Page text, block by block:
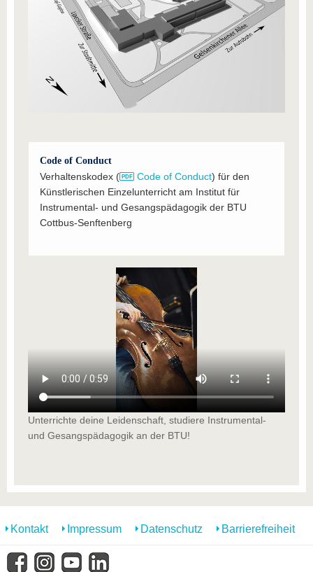
Code of Conduct
Verhaltenskodex ( Code of Conduct) für den
Künstlerischen Einzelunterricht am Institut für
Instrumental- und Gesangspädagogik der BTU
Cottbus-Senftenberg
Unterrichte deine Leidenschaft, studiere Instrumental-
und Gesangspädagogik an der BTU!
Kontakt Impressum Datenschutz Barrierefreiheit